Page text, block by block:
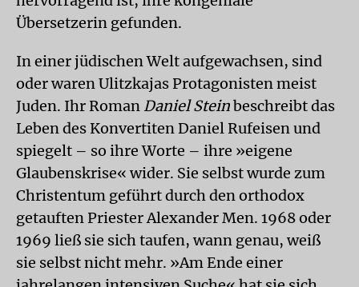
Übersetzerin gefunden.
In einer jüdischen Welt aufgewachsen, sind
oder waren Ulitzkajas Protagonisten meist
Juden. Ihr Roman Daniel Steinbeschreibt das
Leben des Konvertiten Daniel Rufeisen und
spiegelt – so ihre Worte – ihre »eigene
Glaubenskrise« wider. Sie selbst wurde zum
Christentum geführt durch den orthodox
getauften Priester Alexander Men. 1968 oder
1969 ließ sie sich taufen, wann genau, weiß
sie selbst nicht mehr. »Am Ende einer